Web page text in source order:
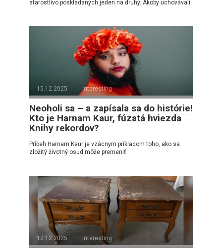
starostlivo poskladaných jeden na druhý. Akoby uchovávali
15.12.2025 interesting
Neoholi sa – a zapísala sa do histórie!
Kto je Harnam Kaur, fúzatá hviezda
Knihy rekordov?
Príbeh Harnam Kaur je vzácnym príkladom toho, ako sa
zložitý životný osud môže premeniť
12.12.2025 interesting